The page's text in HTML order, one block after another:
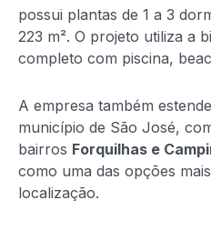
possui plantas de 1 a 3
223 m². O projeto utiliza a
completo com piscina,
A empresa também
município de São José,
bairros Forquilhas e
como uma das opções
localização.